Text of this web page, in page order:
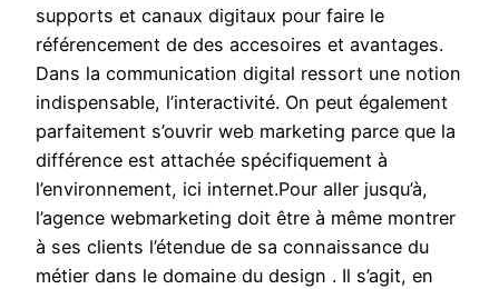
supports et canaux digitaux pour faire le
référencement de des accesoires et avantages.
Dans la communication digital ressort une notion
indispensable, l’interactivité. On peut également
parfaitement s’ouvrir web marketing parce que la
différence est attachée spécifiquement à
l’environnement, ici internet.Pour aller jusqu’à,
l’agence webmarketing doit être à même montrer
à ses clients l’étendue de sa connaissance du
métier dans le domaine du design . Il s’agit, en